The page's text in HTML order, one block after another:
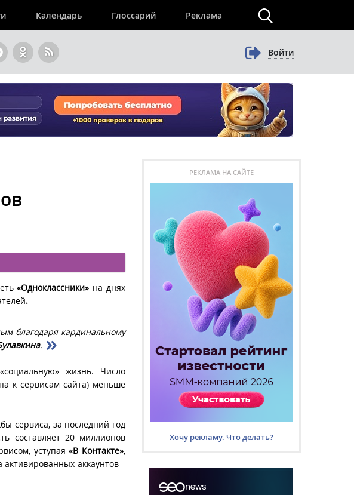
Календарь Глоссарий Реклама
Войти
«Одноклассники» на днях
.
благодаря кардинальному
.
жизнь. Число
к сервисам сайта) меньше
сервиса, за последний год
составляет 20 миллионов
уступая «В Контакте»,
активированных аккаунтов –
РЕКЛАМА НА САЙТЕ
Хочу рекламу. Что делать?